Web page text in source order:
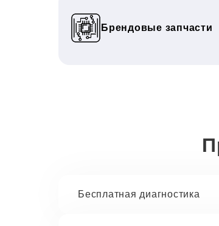
Брендовые запчасти
Бесплатная диагностика